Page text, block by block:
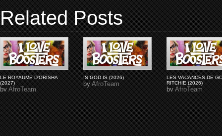
Related Posts
LE ROYAUME D'ORÏSHA
(2027)
byAfroTeam
IS GOD IS (2026)
byAfroTeam
LES VACANCES DE
RITCHIE (2026)
byAfroTeam